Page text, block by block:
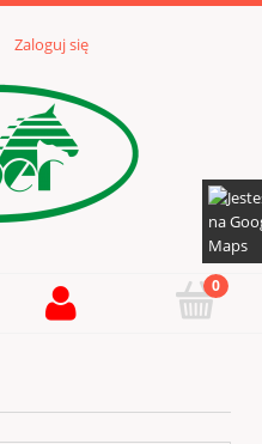
Zaloguj się